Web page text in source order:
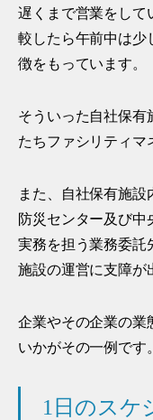
遅くまで営業をして
較したら午前中は
徴をもっています。
そういった自社保
たちファシリティマ
また、自社保有施
防災センター及び
実務を担う業務委
施設の運営に支障が
企業やその企業の
いかがその一例です。
1日のスケ